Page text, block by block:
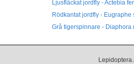
Ljusfläckat jordfly - Actebia
Rödkantat jordfly - Eugraphe
Grå tigerspinnare - Diaphora